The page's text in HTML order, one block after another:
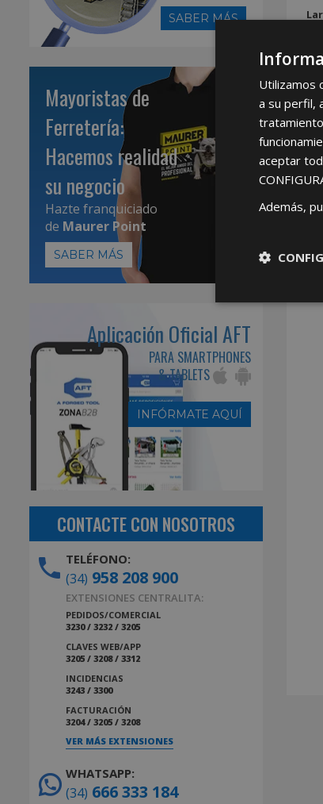
SABER MÁS
Mayoristas de
Ferretería:
Hacemos realidad
su negocio
Hazte franquiciado
de Maurer Point
SABER MÁS
Aplicación Oficial AFT
PARA SMARTPHONES
& TABLETS
INFÓRMATE AQUÍ
CONTACTE CON NOSOTROS
TELÉFONO:
(34) 958 208 900
EXTENSIONES CENTRALITA:
PEDIDOS/COMERCIAL
3230 / 3232 / 3205
CLAVES WEB/APP
3205 / 3208 / 3312
INCIDENCIAS
3243 / 3300
FACTURACIÓN
3204 / 3205 / 3208
VER MÁS EXTENSIONES
WHATSAPP:
(34) 666 333 184
Utilizamos
a su perfil,
aceptar
Además,